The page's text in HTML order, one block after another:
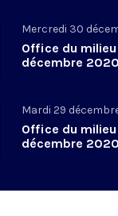
Mercredi 30
Office du
décembre 2020
Mardi 29
Office du
décembre 2020